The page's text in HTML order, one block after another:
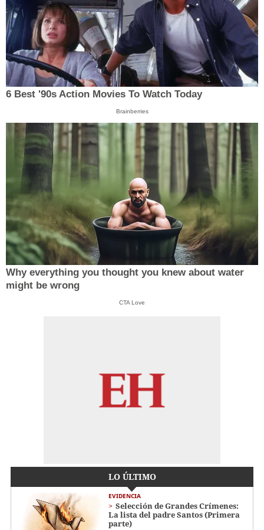
6 Best '90s Action Movies To Watch Today
Brainberries
Why everything you thought you knew about water
might be wrong
CTA Love
LO ÚLTIMO
EVIDENCIA
Selección de Grandes Crímenes:
La lista del padre Santos (Primera
parte)